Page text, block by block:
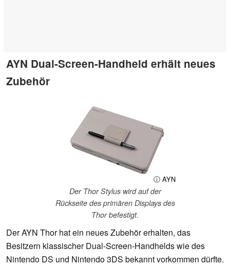
AYN Dual-Screen-Handheld erhält neues
Zubehör
ⓘ AYN
Der Thor Stylus wird auf der
Rückseite des primären Displays des
Thor befestigt.
Der AYN Thor hat ein neues Zubehör erhalten, das
Besitzern klassischer Dual-Screen-Handhelds wie des
Nintendo DS und Nintendo 3DS bekannt vorkommen dürfte.